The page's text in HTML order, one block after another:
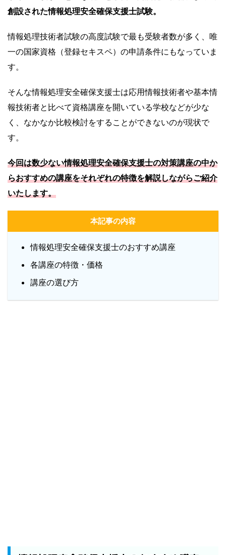
創設された情報処理安全確保支援士試験。
情報処理技術者試験の高度試験で最も受験者数が多く、唯
一の国家資格（登録セキスペ）の申請条件にもなっていま
す。
そんな情報処理安全確保支援士は応用情報技術者や基本情
報技術者と比べて資格講座を開いている学校などが少な
く、なかなか比較検討をすることができないのが現状で
す。
今回は数少ない情報処理安全確保支援士の対策講座の中か
らおすすめの講座をそれぞれの特徴を解説しながらご紹介
いたします。
本記事の内容
情報処理安全確保支援士のおすすめ講座
各講座の特徴・価格
講座の選び方